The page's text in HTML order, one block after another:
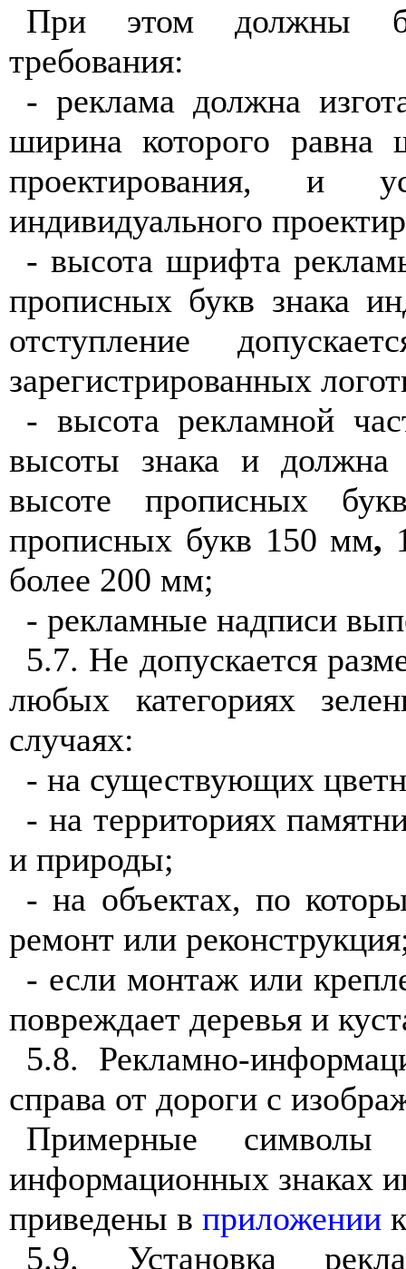
При этом должны
требования:
- реклама должна
ширина которого равна
проектирования, и
индивидуального
- высота шрифта
прописных букв знака
отступление
зарегистрированных
- высота рекламной
высоты знака и должна
высоте прописных
прописных букв 150 мм,
более 200 мм;
- рекламные надписи
5.7. Не допускается
любых категориях
случаях:
- на существующих
- на территориях
и природы;
- на объектах, по
ремонт или
- если монтаж или
повреждает деревья и
5.8. Рекламно-
справа от дороги с
Примерные
информационных знаках
приведены в приложении
5.9. Установка